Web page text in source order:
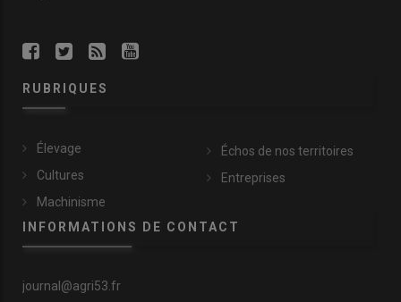
RUBRIQUES
Élevage
Cultures
Machinisme
Échos de nos territoires
Entreprises
INFORMATIONS DE CONTACT
journal@agri53.fr